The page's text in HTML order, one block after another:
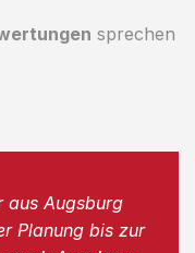
sprechen
aus Augsburg
Planung bis zur